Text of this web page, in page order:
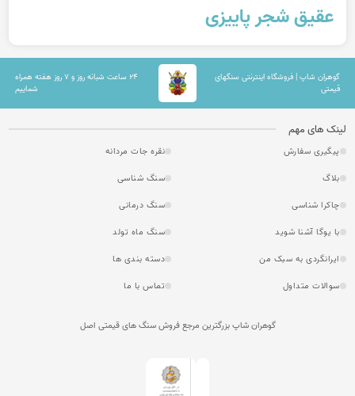
عقیق شجر پاییزی
گوهران شاپ | فروشگاه اینترنتی سنگهای
قیمتی
۲۴ ساعت شبانه روز و ۷ روز هفته همراه
شماییم
لینک های مهم
پیگیری سفارش
نقره جات مردانه
بلاگ
سنگ شناسی
چاکرا شناسی
سنگ درمانی
با یوگا آشنا شوید
سنگ ماه تولد
ایرانگردی به سبک من
دسته بندی ها
سوالات متداول
تماس با ما
گوهران شاپ بزرگترین مرجع فروش سنگ های قیمتی اصل